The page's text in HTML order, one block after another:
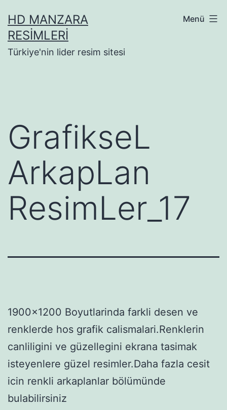
geçHD MANZARA
RESIMLERI
Türkiye'nin lider resim sitesi
Menü
GrafikseL
ArkapLan
ResimLer_17
1900×1200 Boyutlarinda farkli desen ve
renklerde hos grafik calismalari.Renklerin
canliligini ve güzellegini ekrana tasimak
isteyenlere güzel resimler.Daha fazla cesit
icin renkli arkaplanlar bölümünde
bulabilirsiniz